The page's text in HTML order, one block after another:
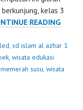
kelas 3
READINGSD
AL
1
, sd islam al azhar 1
, wisata edukasi
susu, wisata